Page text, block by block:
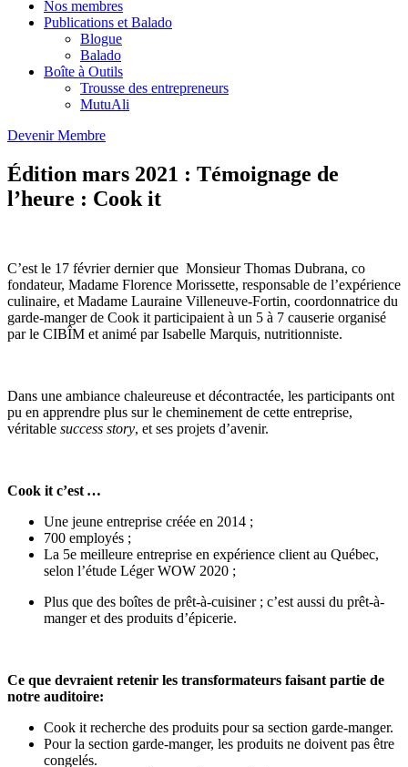
Nos membres
Publications et Balado
Blogue
Balado
Boîte à Outils
Trousse des entrepreneurs
MutuAli
Devenir Membre
Édition mars 2021 : Témoignage de
l’heure : Cook it
C’est le 17 février dernier que Monsieur Thomas Dubrana, co
fondateur, Madame Florence Morissette, responsable de l’expérience
culinaire, et Madame Lauraine Villeneuve-Fortin, coordonnatrice du
garde-manger de Cook it participaient à un 5 à 7 causerie organisé
par le CIBÎM et animé par Isabelle Marquis, nutritionniste.
Dans une ambiance chaleureuse et décontractée, les participants ont
pu en apprendre plus sur le cheminement de cette entreprise,
véritable success story, et ses projets d’avenir.
Cook it c’est …
Une jeune entreprise créée en 2014 ;
700 employés ;
La 5e meilleure entreprise en expérience client au Québec,
selon l’étude Léger WOW 2020 ;
Plus que des boîtes de prêt-à-cuisiner ; c’est aussi du prêt-à-
manger et des produits d’épicerie.
Ce que devraient retenir les transformateurs faisant partie de
notre auditoire:
Cook it recherche des produits pour sa section garde-manger.
Pour la section garde-manger, les produits ne doivent pas être
congelés.